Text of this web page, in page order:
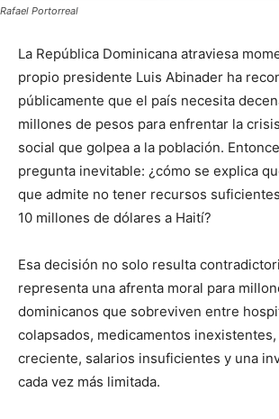
Rafael Portorreal
La República Dominicana atraviesa
propio presidente Luis Abinader ha
públicamente que el país necesita
millones de pesos para enfrentar la
social que golpea a la población.
pregunta inevitable: ¿cómo se explica
que admite no tener recursos
10 millones de dólares a Haití?
Esa decisión no solo resulta
representa una afrenta moral para
dominicanos que sobreviven entre
colapsados, medicamentos
creciente, salarios insuficientes y una
cada vez más limitada.